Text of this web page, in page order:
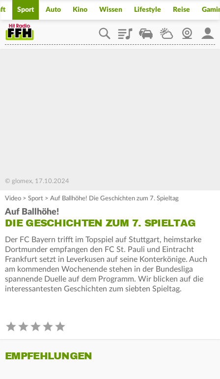
Sport Auto Kino Wissen Lifestyle Reise
PlaylistStaupilotWetterWebcam
© glomex, 17.10.2024
Video > Sport > Auf Ballhöhe! Die Geschichten zum 7. Spieltag
Auf Ballhöhe!
DIE GESCHICHTEN ZUM 7. SPIELTAG
Der FC Bayern trifft im Topspiel auf Stuttgart, heimstarke
Dortmunder empfangen den FC St. Pauli und Eintracht
Frankfurt setzt in Leverkusen auf seine Konterkönige. Auch
am kommenden Wochenende stehen in der Bundesliga
spannende Duelle auf dem Programm. Wir blicken auf die
interessantesten Geschichten zum siebten Spieltag.
EMPFEHLUNGEN